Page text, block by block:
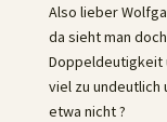
Also lieber
da sieht man
Doppeldeutigkeit
viel zu
etwa nicht ?